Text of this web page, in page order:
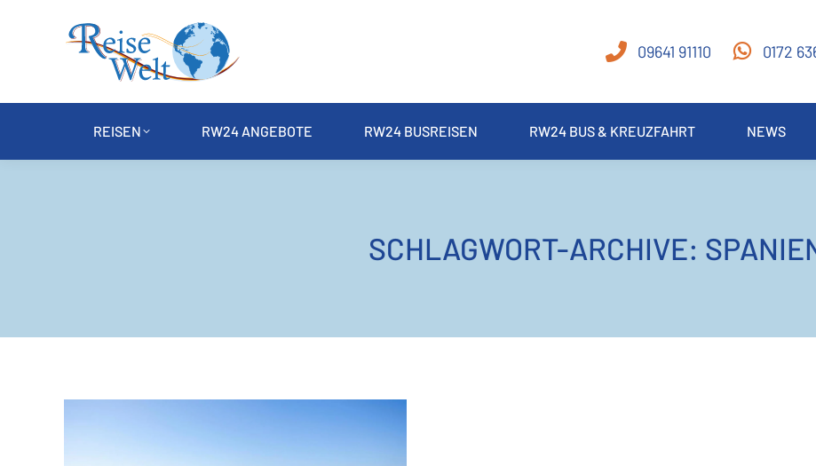
09641 91110 0172
REISEN RW24 ANGEBOTE RW24 BUSREISEN RW24 BUS & KREUZFAHRT NEWS
SCHLAGWORT-ARCHIVE: